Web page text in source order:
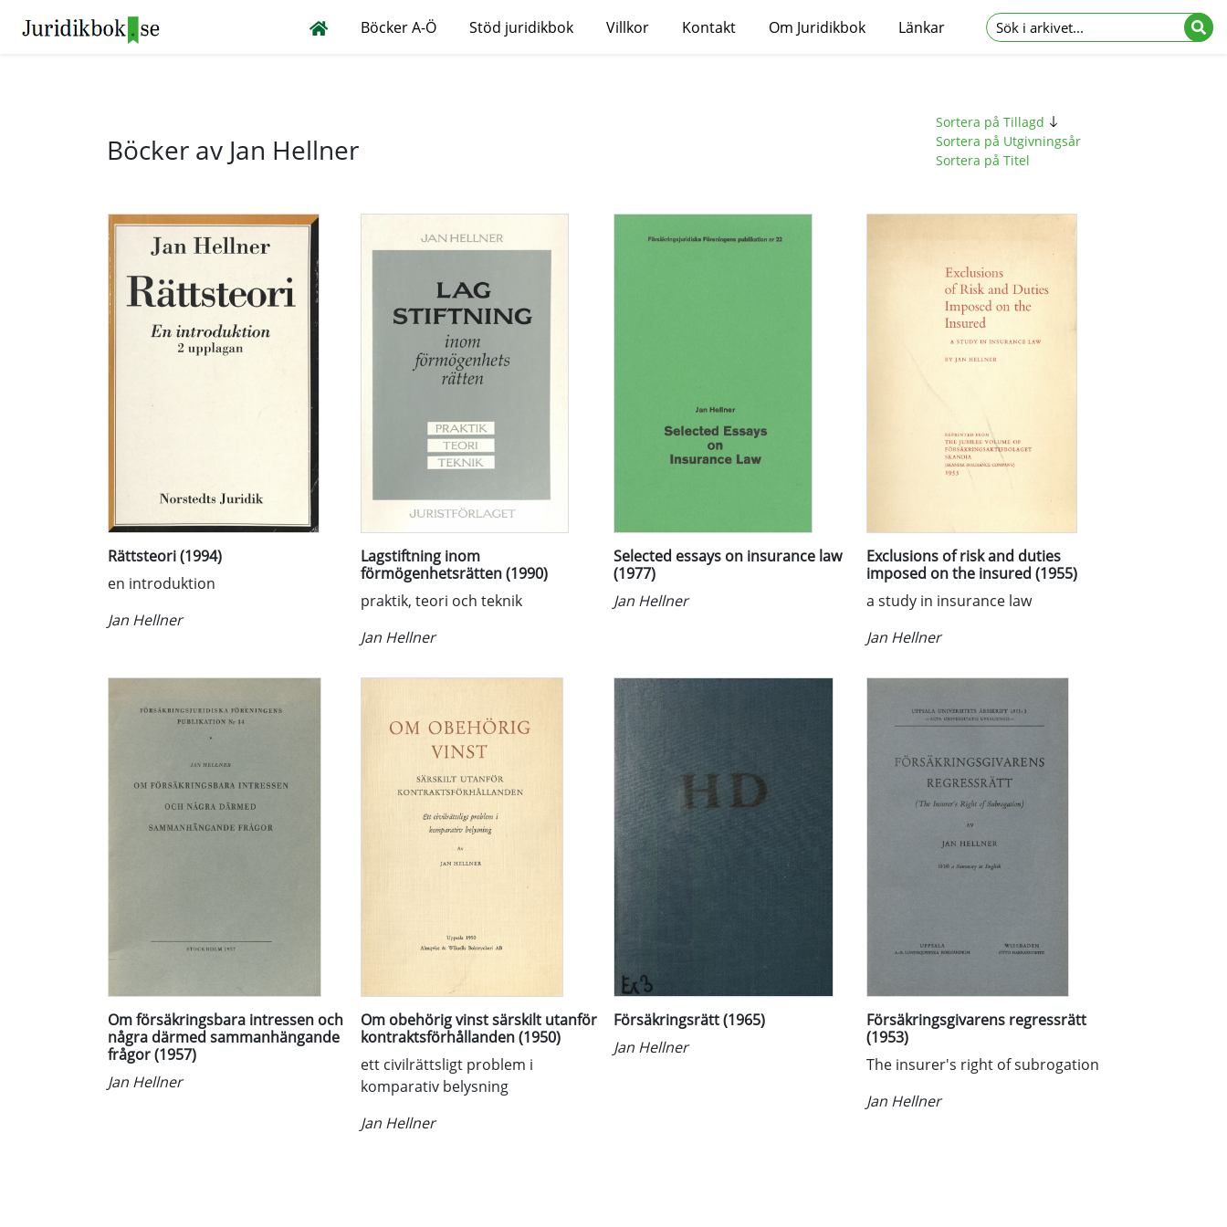
Böcker A-Ö Stöd juridikbok Villkor Kontakt Om Juridikbok Länkar
Böcker av Jan Hellner
Sortera på Tillagd
Sortera på Utgivningsår
Sortera på Titel
Rättsteori (1994)
en introduktion
Jan Hellner
Lagstiftning inom
förmögenhetsrätten (1990)
praktik, teori och teknik
Jan Hellner
Selected essays on insurance law
(1977)
Jan Hellner
Exclusions of risk and duties
imposed on the insured (1955)
a study in insurance law
Jan Hellner
Om försäkringsbara intressen och
några därmed sammanhängande
frågor (1957)
Jan Hellner
Om obehörig vinst särskilt utanför
kontraktsförhållanden (1950)
ett civilrättsligt problem i
komparativ belysning
Jan Hellner
Försäkringsrätt (1965)
Jan Hellner
Försäkringsgivarens regressrätt
(1953)
The insurer's right of subrogation
Jan Hellner